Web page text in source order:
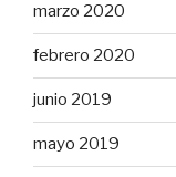
marzo 2020
febrero 2020
junio 2019
mayo 2019